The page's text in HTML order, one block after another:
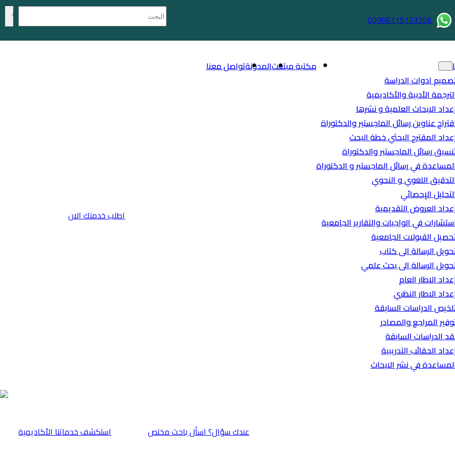
00966115103356
ادوات الدراسة
الأدبية والأكاديمية
الابحاث العلمية و نشرها
عناوين رسائل الماجستير والدكتوراة
المقترح البحثي خطة البحث
رسائل الماجستير والدكتوراة
في رسائل الماجستير و الدكتوراة
اللغوي و النحوي
الإحصائي
العروض التقديمية
في الواجبات والتقارير الجامعية
القبولات الجامعية
الرسالة الى كتاب
الرسالة الى بحث علمي
الاطار العام
الاطار النظري
الدراسات السابقة
المراجع والمصادر
الدراسات السابقة
الحقائب التدريبية
في نشر الابحاث
مكتبة مبتعثالمدونةتواصل معنا
اطلب خدمتك الان
⁠استكشف خدماتنا الأكاديمية عندك سؤال؟ اسأل باحث مختص